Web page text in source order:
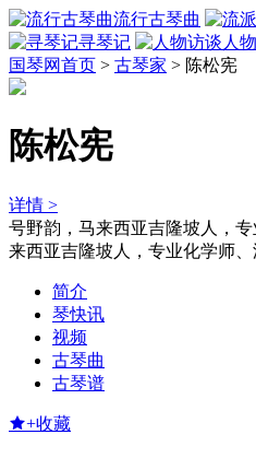
流行古琴曲
寻琴记
人
国琴网首页 > 古琴家 > 陈松宪
陈松宪
详情 >
号野韵，马来西亚吉隆坡人，
来西亚吉隆坡人，专业化学师
简介
琴快讯
视频
古琴曲
古琴谱
+收藏